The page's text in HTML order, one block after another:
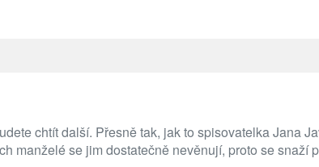
chtít další. Přesně tak, jak to spisovatelka Jana
se jim dostatečně nevěnují, proto se snaží